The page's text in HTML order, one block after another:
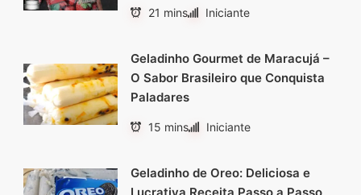
21 mins Iniciante
Geladinho Gourmet de Maracujá –
O Sabor Brasileiro que Conquista
Paladares
15 mins Iniciante
Geladinho de Oreo: Deliciosa e